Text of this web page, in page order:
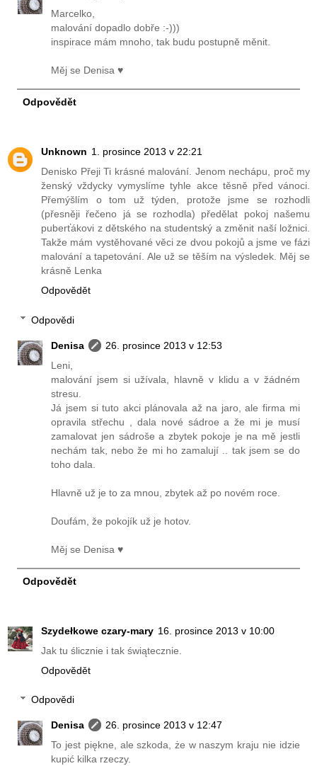
Marcelko,
malování dopadlo dobře :-)))
inspirace mám mnoho, tak budu postupně měnit.
Měj se Denisa ♥
Odpovědět
Unknown 1. prosince 2013 v 22:21
Denisko Přeji Ti krásné malování. Jenom nechápu, proč my
ženský vždycky vymyslíme tyhle akce těsně před vánoci.
Přemýšlím o tom už týden, protože jsme se rozhodli
(přesněji řečeno já se rozhodla) předělat pokoj našemu
puberťákovi z dětského na studentský a změnit naší ložnici.
Takže mám vystěhované věci ze dvou pokojů a jsme ve fázi
malování a tapetování. Ale už se těším na výsledek. Měj se
krásně Lenka
Odpovědět
Odpovědi
Denisa
26. prosince 2013 v 12:53
Leni,
malování jsem si užívala, hlavně v klidu a v žádném
stresu.
Já jsem si tuto akci plánovala až na jaro, ale firma mi
opravila střechu , dala nové sádroe a že mi je musí
zamalovat jen sádroše a zbytek pokoje je na mě jestli
nechám tak, nebo že mi ho zamalují .. tak jsem se do
toho dala.
Hlavně už je to za mnou, zbytek až po novém roce.
Doufám, že pokojík už je hotov.
Měj se Denisa ♥
Odpovědět
Szydełkowe czary-mary 16. prosince 2013 v 10:00
Jak tu ślicznie i tak świątecznie.
Odpovědět
Odpovědi
Denisa
26. prosince 2013 v 12:47
To jest piękne, ale szkoda, że ​​w naszym kraju nie idzie
kupić kilka rzeczy.